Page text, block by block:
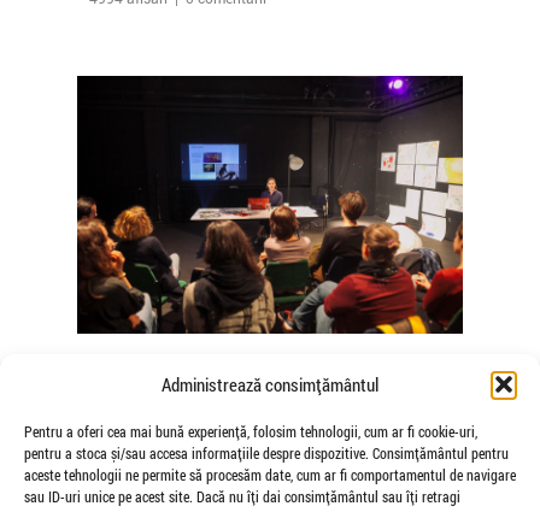
Administrează consimțământul
Pentru a oferi cea mai bună experiență, folosim tehnologii, cum ar fi cookie-uri,
pentru a stoca și/sau accesa informațiile despre dispozitive. Consimțământul pentru
aceste tehnologii ne permite să procesăm date, cum ar fi comportamentul de navigare
sau ID-uri unice pe acest site. Dacă nu îți dai consimțământul sau îți retragi
Somatice susținute de coregrafele
Mădălina Dan și Valentina De Piante
Niculae
de Veioza Arte